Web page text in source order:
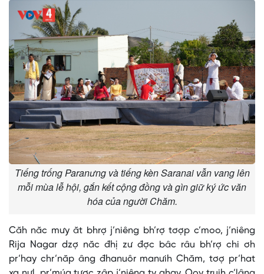
Tiếng trống Paranưng và tiếng kèn Saranai vẫn vang lên
mỗi mùa lễ hội, gắn kết cộng đồng và gìn giữ ký ức văn
hóa của người Chăm.
Căh năc mưy ăt bhrợ j’niêng bh’rợ tơợp c’moo, j’niêng
Rija Nagar dzợ năc đhị zư đợc bâc râu bh’rợ chi ơh
pr’hay chr’năp âng đhanuôr manưih Chăm, tơợ pr’hat